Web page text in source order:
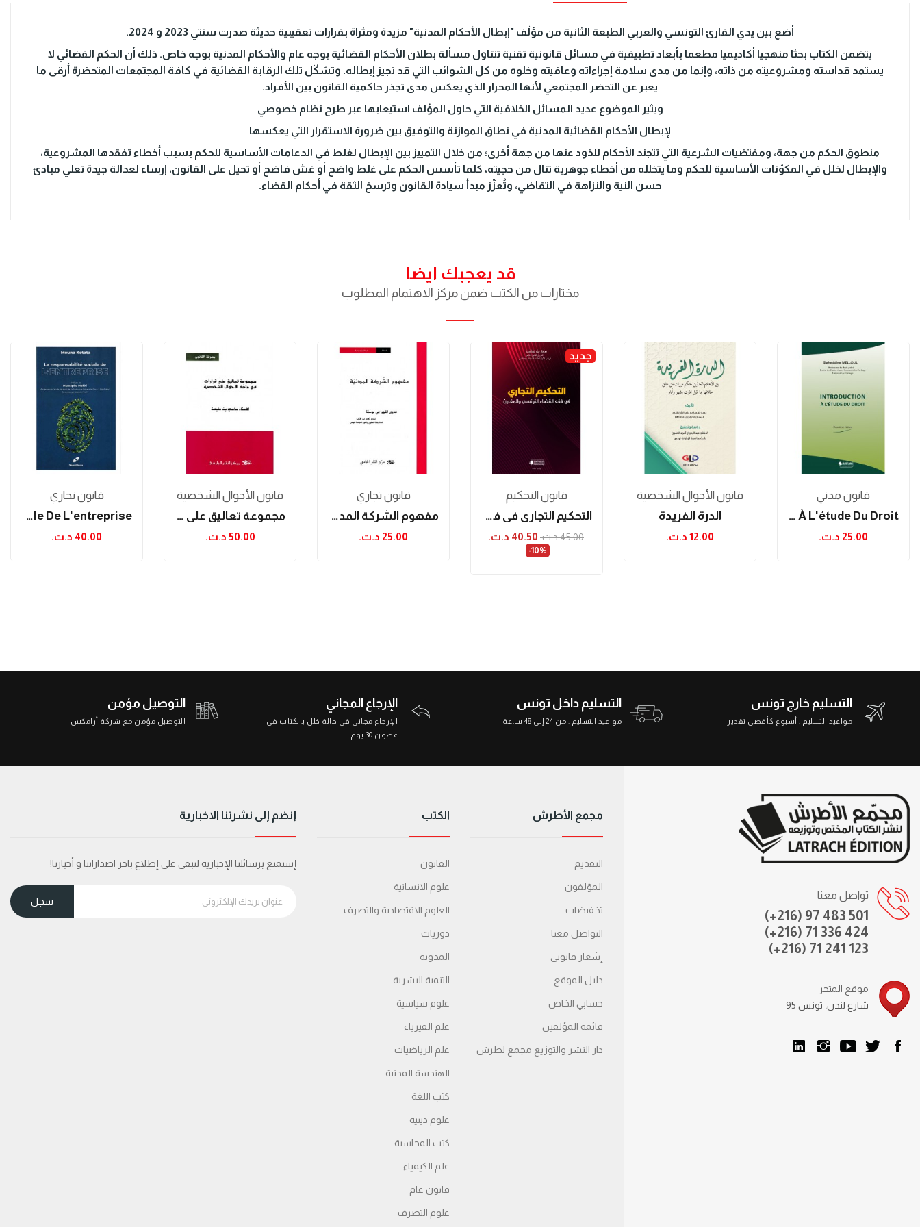
أضع بين يدي القارئ التونسي والعربي الطبعة الثانية من مؤلّف "إبطال الأحكام المدنية" مزيدة ومثراة بقرارات تعقيبية حديثة صدرت سنتي 2023 و 2024.
يتضمن الكتاب بحثا منهجيا أكاديميا مطعما بأبعاد تطبيقية في مسائل قانونية تقنية تتناول مسألة بطلان الأحكام القضائية بوجه عام والأحكام المدنية بوجه خاص. ذلك أن الحكم القضائي لا
يستمد قداسته ومشروعيته من ذاته، وإنما من مدى سلامة إجراءاته وعافيته وخلوه من كل الشوائب التي قد تجيز إبطاله. وتشكّل تلك الرقابة القضائية في كافة المجتمعات المتحضرة أرقى ما
يعبر عن التحضر المجتمعي لأنها المحرار الذي يعكس مدى تجذر حاكمية القانون بين الأفراد.
ويثير الموضوع عديد المسائل الخلافية التي حاول المؤلف استيعابها عبر طرح نظام خصوصي
لإبطال الأحكام القضائية المدنية في نطاق الموازنة والتوفيق بين ضرورة الاستقرار التي يعكسها
منطوق الحكم من جهة، ومقتضيات الشرعية التي تتجند الأحكام للذود عنها من جهة أخرى؛ من خلال التمييز بين الإبطال لغلط في الدعامات الأساسية للحكم بسبب أخطاء تفقدها المشروعية،
والإبطال لخلل في المكوّنات الأساسية للحكم وما يتخلله من أخطاء جوهرية تنال من حجيته، كلما تأسس الحكم على غلط واضح أو غش فاضح أو تحيل على القانون، إرساء لعدالة جيدة تعلي مبادئ
حسن النية والنزاهة في التقاضي، وتُعزّز مبدأ سيادة القانون وترسخ الثقة في أحكام القضاء.
قد يعجبك ايضا
مختارات من الكتب ضمن مركز الاهتمام المطلوب
قانون تجاري
La Responsabilité Sociale De L'entreprise
40.00 د.ت.‏
قانون الأحوال الشخصية
مجموعة تعاليق على قرارات في مادة الأحوال الشخصية
50.00 د.ت.‏
قانون تجاري
مفهوم الشركة المدنية
25.00 د.ت.‏
جديد
قانون التحكيم
التحكيم التجاري في فقه القضاء التونسي والمقارن
45.00 د.ت.‏ 40.50 د.ت.‏
‎-10%
قانون الأحوال الشخصية
الدرة الفريدة
12.00 د.ت.‏
قانون مدني
Introduction À L'étude Du Droit
25.00 د.ت.‏
التوصيل مؤمن
التوصيل مؤمن مع شركة أرامكس
الإرجاع المجاني
الإرجاع مجاني في حالة خلل بالكتاب في
غضون 30 يوم
التسليم داخل تونس
مواعيد التسليم : من 24 إلى 48 ساعة
التسليم خارج تونس
مواعيد التسليم : أسبوع كأقصى تقدير
تواصل معنا
(+216) 97 483 501
(+216) 71 336 424
(+216) 71 241 123
موقع المتجر
95 شارع لندن، تونس
مجمع الأطرش
التقديم
المؤلفون
تخفيضات
التواصل معنا
إشعار قانوني
دليل الموقع
حسابي الخاص
قائمة المؤلفين
دار النشر والتوزيع مجمع لطرش
الكتب
القانون
علوم الانسانية
العلوم الاقتصادية والتصرف
دوريات
المدونة
التنمية البشرية
علوم سياسية
علم الفيزياء
علم الرياضيات
الهندسة المدنية
كتب اللغة
علوم دينية
كتب المحاسبة
علم الكيمياء
قانون عام
علوم التصرف
إنضم إلى نشرتنا الاخبارية
إستمتع برسائلنا الإخبارية لتبقى على إطلاع بآخر اصداراتنا و أخبارنا!